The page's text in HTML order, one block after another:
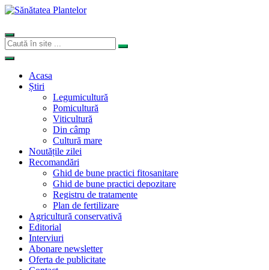
Acasa
Știri
Legumicultură
Pomicultură
Viticultură
Din câmp
Cultură mare
Noutățile zilei
Recomandări
Ghid de bune practici fitosanitare
Ghid de bune practici depozitare
Registru de tratamente
Plan de fertilizare
Agricultură conservativă
Editorial
Interviuri
Abonare newsletter
Oferta de publicitate